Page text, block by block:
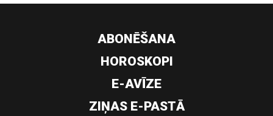
ABONĒŠANA
HOROSKOPI
E-AVĪZE
ZIŅAS E-PASTĀ